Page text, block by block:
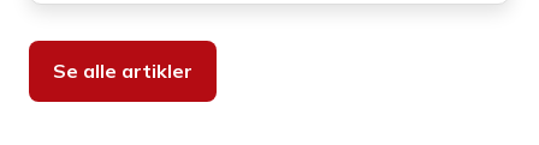
Se alle artikler